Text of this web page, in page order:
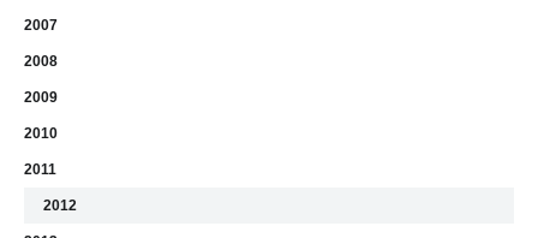
2007
2008
2009
2010
2011
2012